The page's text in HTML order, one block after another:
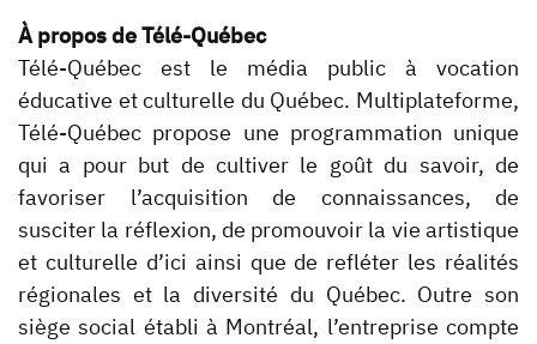
À propos de Télé-Québec
Télé-Québec est le média public à vocation
éducative et culturelle du Québec. Multiplateforme,
Télé-Québec propose une programmation unique
qui a pour but de cultiver le goût du savoir, de
favoriser l’acquisition de connaissances, de
susciter la réflexion, de promouvoir la vie artistique
et culturelle d’ici ainsi que de refléter les réalités
régionales et la diversité du Québec. Outre son
siège social établi à Montréal, l’entreprise compte